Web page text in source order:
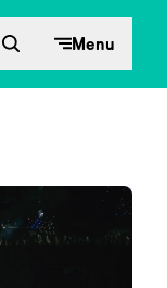
Menu